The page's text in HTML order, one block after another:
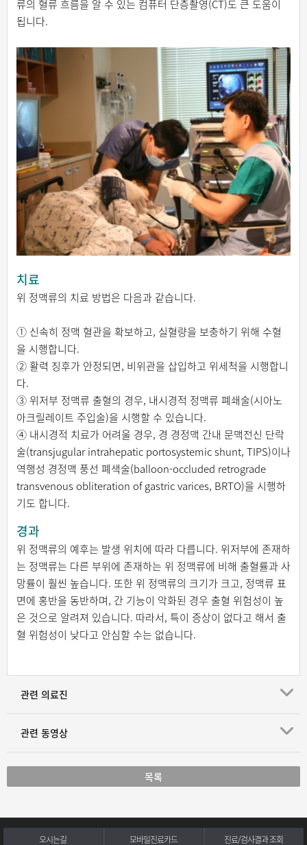
류의 혈류 흐름을 알 수 있는 컴퓨터 단층촬영(CT)도 큰 도움이
됩니다.
치료
위 정맥류의 치료 방법은 다음과 같습니다.
① 신속히 정맥 혈관을 확보하고, 실혈량을 보충하기 위해 수혈
을 시행합니다.
② 활력 징후가 안정되면, 비위관을 삽입하고 위세척을 시행합니
다.
③ 위저부 정맥류 출혈의 경우, 내시경적 정맥류 폐쇄술(시아노
아크릴레이트 주입술)을 시행할 수 있습니다.
④ 내시경적 치료가 어려울 경우, 경 경정맥 간내 문맥전신 단락
술(transjugular intrahepatic portosystemic shunt, TIPS)이나
역행성 경정맥 풍선 폐색술(balloon-occluded retrograde
transvenous obliteration of gastric varices, BRTO)을 시행하
기도 합니다.
경과
위 정맥류의 예후는 발생 위치에 따라 다릅니다. 위저부에 존재하
는 정맥류는 다른 부위에 존재하는 위 정맥류에 비해 출혈률과 사
망률이 훨씬 높습니다. 또한 위 정맥류의 크기가 크고, 정맥류 표
면에 홍반을 동반하며, 간 기능이 악화된 경우 출혈 위험성이 높
은 것으로 알려져 있습니다. 따라서, 특이 증상이 없다고 해서 출
혈 위험성이 낮다고 안심할 수는 없습니다.
관련 의료진
관련 동영상
목록
오시는길 모바일진료카드 진료/검사결과 조회